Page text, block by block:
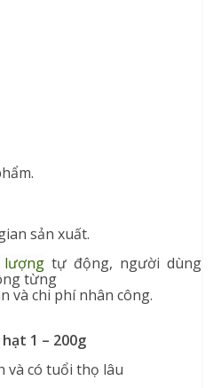
sản xuất.
tự động, người dùng
từng
và chi phí nhân công.
1 – 200g
và có tuổi thọ lâu